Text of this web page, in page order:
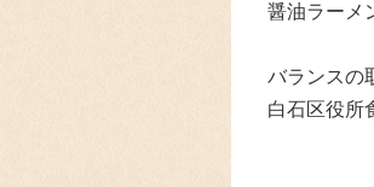
醤油ラーメ
バランスの
白石区役所